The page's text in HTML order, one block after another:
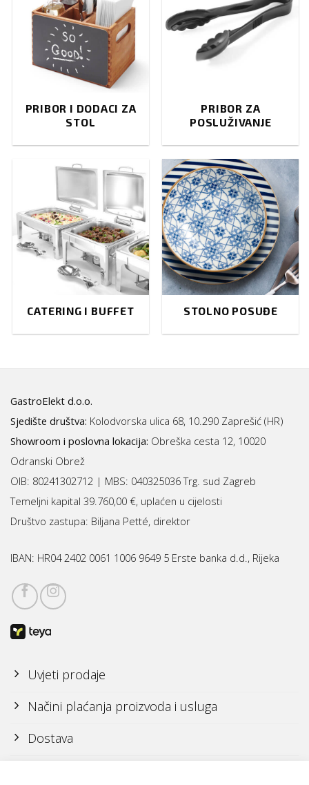
PRIBOR I DODACI ZA
STOL
PRIBOR ZA
POSLUŽIVANJE
CATERING I BUFFET STOLNO POSUĐE
GastroElekt d.o.o.
Sjedište društva: Kolodvorska ulica 68, 10.290 Zaprešić (HR)
Showroom i poslovna lokacija: Obreška cesta 12, 10020
Odranski Obrež
OIB: 80241302712 | MBS: 040325036 Trg. sud Zagreb
Temeljni kapital 39.760,00 €, uplaćen u cijelosti
Društvo zastupa: Biljana Petté, direktor
IBAN: HR04 2402 0061 1006 9649 5 Erste banka d.d., Rijeka
Uvjeti prodaje
Načini plaćanja proizvoda i usluga
Dostava